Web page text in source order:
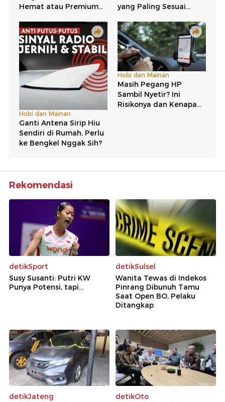
Rekomendasi
detikSport
Susy Susanti: Putri KW
Punya Potensi, tapi...
detikSulsel
Wanita Tewas di Indekos
Pinrang Dibunuh Tamu
Saat Open BO, Pelaku
Ditangkap
detikJateng
detikOto